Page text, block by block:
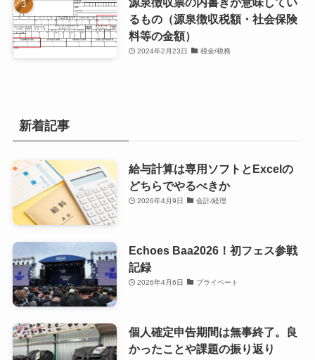
るもの（源泉徴収税額・社会保険
料等の金額）
2024年2月23日 税金/税務
新着記事
給与計算は専用ソフトとExcelの
どちらでやるべきか
2026年4月9日 会計/経理
Echoes Baa2026！初フェス参戦
記録
2026年4月6日 プライベート
個人確定申告期間は無事終了。良
かったことや課題の振り返り